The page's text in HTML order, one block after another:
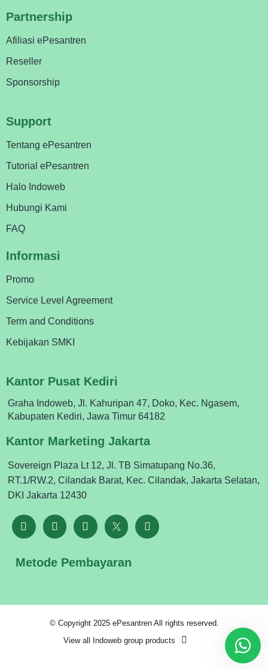
Partnership
Afiliasi ePesantren
Reseller
Sponsorship
Support
Tentang ePesantren
Tutorial ePesantren
Halo Indoweb
Hubungi Kami
FAQ
Informasi
Promo
Service Level Agreement
Term and Conditions
Kebijakan SMKI
Kantor Pusat Kediri
Graha Indoweb, Jl. Kahuripan 47, Doko, Kec. Ngasem,
Kabupaten Kediri, Jawa Timur 64182
Kantor Marketing Jakarta
Sovereign Plaza Lt 12, Jl. TB Simatupang No.36,
RT.1/RW.2, Cilandak Barat, Kec. Cilandak, Jakarta Selatan,
DKI Jakarta 12430
Metode Pembayaran
© Copyright 2025 ePesantren All rights reserved.
View all Indoweb group products